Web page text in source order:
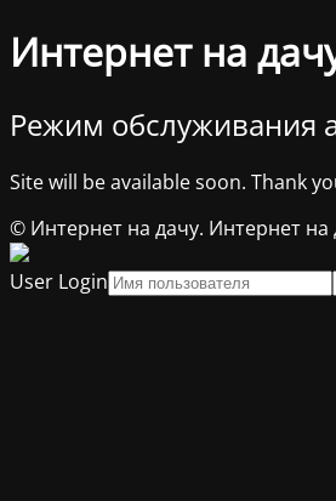
Интернет на
Режим обслуживания
Site will be available soon. Thank
© Интернет на дачу. Интернет
User Login